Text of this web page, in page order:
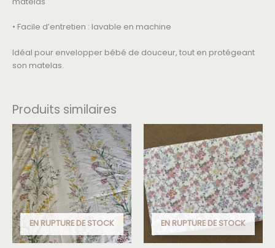
• Facile d’entretien : lavable en machine
Idéal pour envelopper bébé de douceur, tout en protégeant
son matelas.
Produits similaires
EN RUPTURE DE STOCK EN RUPTURE DE STOCK